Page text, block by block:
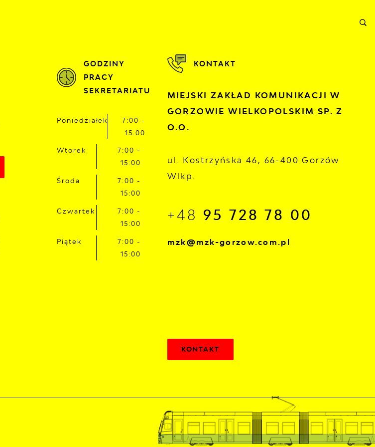
GODZINY
PRACY
SEKRETARIATU
Poniedziałek
7:00 -
15:00
Wtorek
7:00 -
15:00
Środa
7:00 -
15:00
Czwartek
7:00 -
15:00
Piątek
7:00 -
15:00
KONTAKT
MIEJSKI ZAKŁAD KOMUNIKACJI W
GORZOWIE WIELKOPOLSKIM SP. Z
O.O.
ul. Kostrzyńska 46, 66-400 Gorzów
Wlkp.
+48 95 728 78 00
mzk@mzk-gorzow.com.pl
KONTAKT